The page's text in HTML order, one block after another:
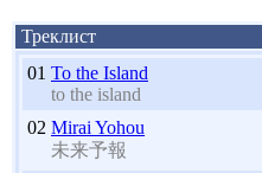
Треклист
01 To the Island
to the island
02 Mirai Yohou
未来予報